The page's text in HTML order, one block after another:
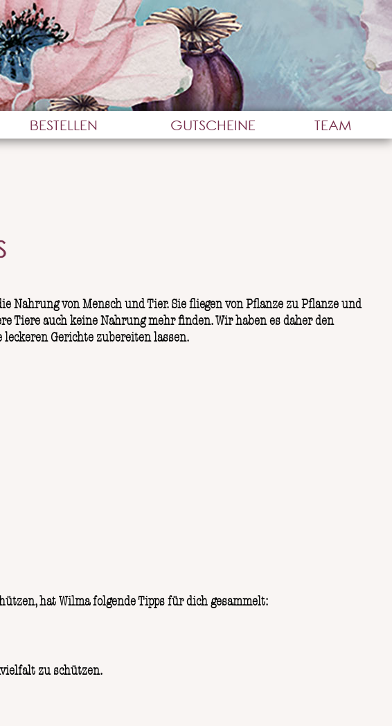
BESTELLEN GUTSCHEINE TEAM
von Mensch und Tier. Sie fliegen von Pflanze zu Pflanze und
Tiere auch keine Nahrung mehr finden. Wir haben es daher den
Gerichte zubereiten lassen.
hat Wilma folgende Tipps für dich gesammelt:
zu schützen.